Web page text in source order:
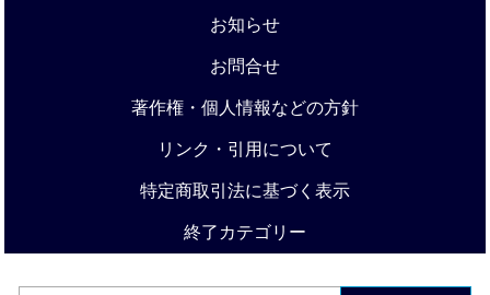
お知らせ
お問合せ
著作権・個人情報などの方針
リンク・引用について
特定商取引法に基づく表示
終了カテゴリー